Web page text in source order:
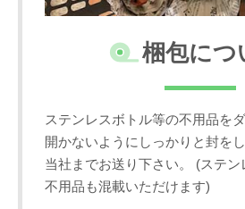
梱包につ
ステンレスボトル等の不用品を
開かないようにしっかりと封を
当社までお送り下さい。 (ステ
不用品も混載いただけます)